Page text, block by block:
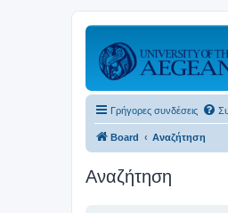
Γρήγορες συνδέσεις
Board Αναζήτηση
Αναζήτηση